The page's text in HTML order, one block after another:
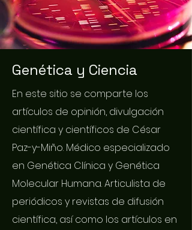
Genética y Ciencia
En este sitio se comparte los
artículos de opinión, divulgación
científica y científicos de César
Paz-y-Miño. Médico especializado
en Genética Clínica y Genética
Molecular Humana. Articulista de
periódicos y revistas de difusión
científica, así como los artículos en